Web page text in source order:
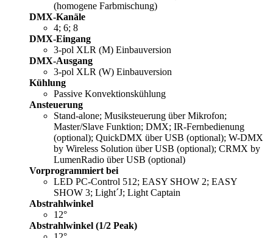
(homogene Farbmischung)
DMX-Kanäle
4; 6; 8
DMX-Eingang
3-pol XLR (M) Einbauversion
DMX-Ausgang
3-pol XLR (W) Einbauversion
Kühlung
Passive Konvektionskühlung
Ansteuerung
Stand-alone; Musiksteuerung über Mikrofon;
Master/Slave Funktion; DMX; IR-Fernbedienung
(optional); QuickDMX über USB (optional); W-DMX
by Wireless Solution über USB (optional); CRMX by
LumenRadio über USB (optional)
Vorprogrammiert bei
LED PC-Control 512; EASY SHOW 2; EASY
SHOW 3; Light´J; Light Captain
Abstrahlwinkel
12°
Abstrahlwinkel (1/2 Peak)